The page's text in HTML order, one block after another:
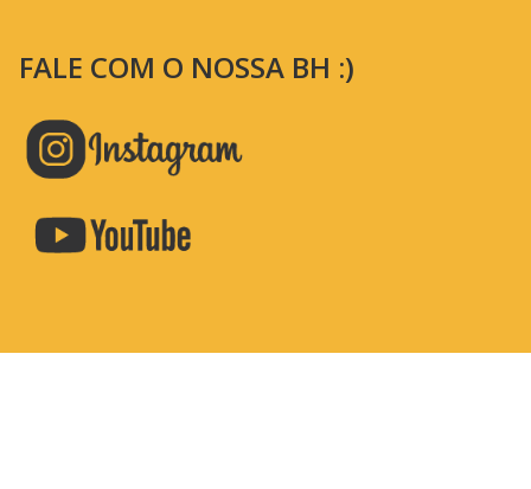
FALE COM O NOSSA BH :)